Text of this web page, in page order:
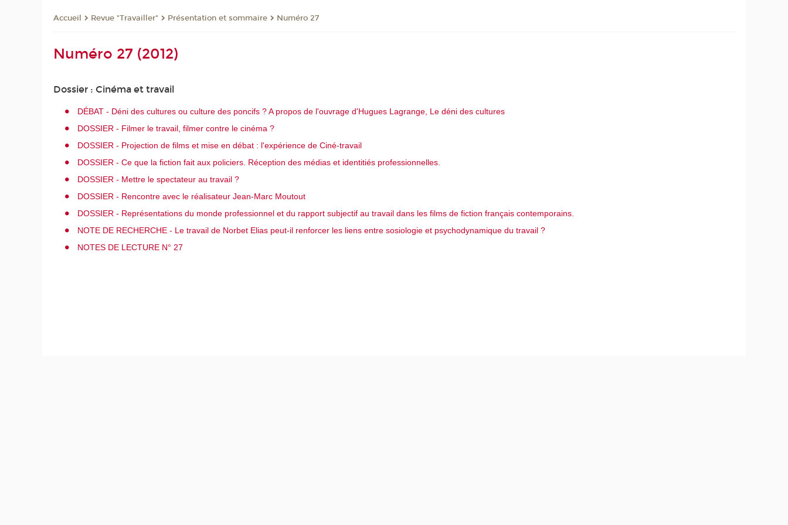
Accueil Revue "Travailler" Présentation et sommaire Numéro 27
Numéro 27 (2012)
Dossier : Cinéma et travail
DÉBAT - Déni des cultures ou culture des poncifs ? A propos de l'ouvrage d'Hugues Lagrange, Le déni des cultures
DOSSIER - Filmer le travail, filmer contre le cinéma ?
DOSSIER - Projection de films et mise en débat : l'expérience de Ciné-travail
DOSSIER - Ce que la fiction fait aux policiers. Réception des médias et identitiés professionnelles.
DOSSIER - Mettre le spectateur au travail ?
DOSSIER - Rencontre avec le réalisateur Jean-Marc Moutout
DOSSIER - Représentations du monde professionnel et du rapport subjectif au travail dans les films de fiction français contemporains.
NOTE DE RECHERCHE - Le travail de Norbet Elias peut-il renforcer les liens entre sosiologie et psychodynamique du travail ?
NOTES DE LECTURE N° 27